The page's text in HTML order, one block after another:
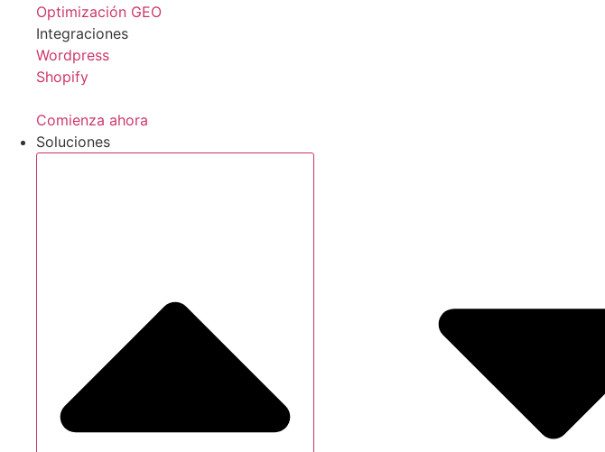
Optimización GEO
Integraciones
Wordpress
Shopify
Comienza ahora
Soluciones